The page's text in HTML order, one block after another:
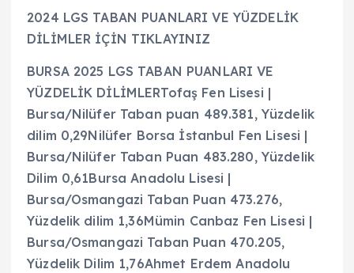
2024 LGS TABAN PUANLARI VE YÜZDELİK
DİLİMLER İÇİN TIKLAYINIZ
BURSA 2025 LGS TABAN PUANLARI VE
YÜZDELİK DİLİMLERTofaş Fen Lisesi |
Bursa/Nilüfer Taban puan 489.381, Yüzdelik
dilim 0,29Nilüfer Borsa İstanbul Fen Lisesi |
Bursa/Nilüfer Taban Puan 483.280, Yüzdelik
Dilim 0,61Bursa Anadolu Lisesi |
Bursa/Osmangazi Taban Puan 473.276,
Yüzdelik dilim 1,36Mümin Canbaz Fen Lisesi |
Bursa/Osmangazi Taban Puan 470.205,
Yüzdelik Dilim 1,76Ahmet Erdem Anadolu